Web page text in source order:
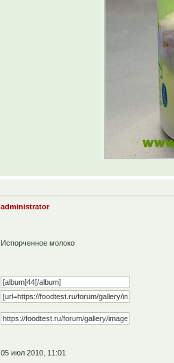
administrator
Испорченное молоко
05 июл 2010, 11:01